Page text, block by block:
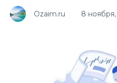
Ozaim.ru 8